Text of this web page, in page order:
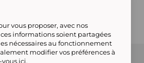
Deafiline
vous proposer, avec nos
informations soient partagées
nécessaires au fonctionnement
modifier vos préférences à
vous ici.